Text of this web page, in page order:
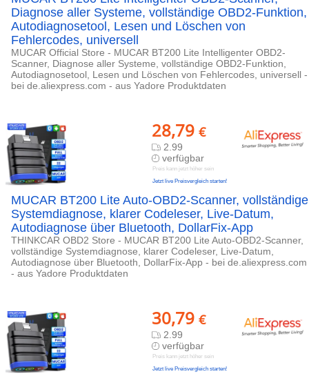
Diagnose aller Systeme, vollständige OBD2-Funktion,
Autodiagnosetool, Lesen und Löschen von
Fehlercodes, universell
MUCAR Official Store - MUCAR BT200 Lite Intelligenter OBD2-
Scanner, Diagnose aller Systeme, vollständige OBD2-Funktion,
Autodiagnosetool, Lesen und Löschen von Fehlercodes, universell -
bei de.aliexpress.com - aus Yadore Produktdaten
28,79 €
2.99
verfügbar
Preis kann jetzt höher sein
Jetzt live Preisvergleich starten!
MUCAR BT200 Lite Auto-OBD2-Scanner, vollständige
Systemdiagnose, klarer Codeleser, Live-Datum,
Autodiagnose über Bluetooth, DollarFix-App
THINKCAR OBD2 Store - MUCAR BT200 Lite Auto-OBD2-Scanner,
vollständige Systemdiagnose, klarer Codeleser, Live-Datum,
Autodiagnose über Bluetooth, DollarFix-App - bei de.aliexpress.com
- aus Yadore Produktdaten
30,79 €
2.99
verfügbar
Preis kann jetzt höher sein
Jetzt live Preisvergleich starten!